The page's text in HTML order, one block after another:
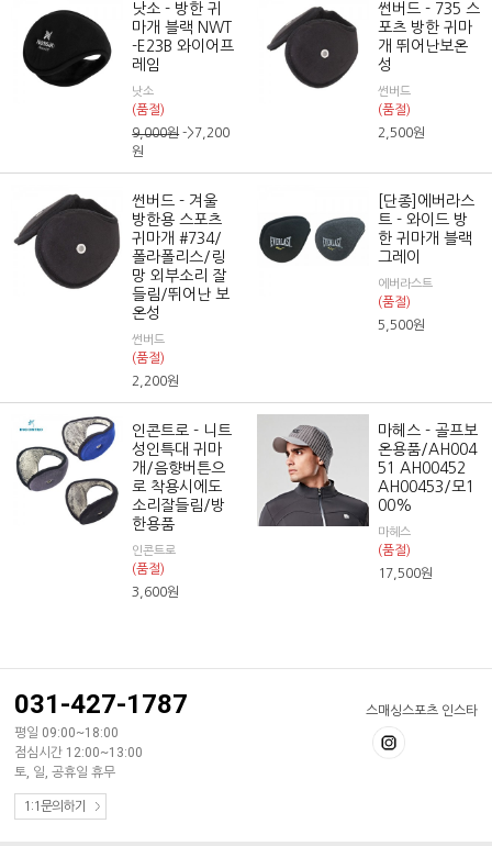
낫소 - 방한 귀
마개 블랙 NWT
-E23B 와이어프
레임
낫소
(품절)
9,000원->7,200
원
썬버드 - 735 스
포츠 방한 귀마
개 뛰어난보온
성
썬버드
(품절)
2,500원
썬버드 - 겨울
방한용 스포츠
귀마개 #734/
폴라폴리스/링
망 외부소리 잘
들림/뛰어난 보
온성
썬버드
(품절)
2,200원
[단종]에버라스
트 - 와이드 방
한 귀마개 블랙
그레이
에버라스트
(품절)
5,500원
인콘트로 - 니트
성인특대 귀마
개/음향버튼으
로 착용시에도
소리잘들림/방
한용품
인콘트로
(품절)
3,600원
마헤스 - 골프보
온용품/AH004
51 AH00452
AH00453/모1
00%
마헤스
(품절)
17,500원
스매싱스포츠 인스타
031-427-1787
평일 09:00~18:00
점심시간 12:00~13:00
토, 일, 공휴일 휴무
1:1문의하기